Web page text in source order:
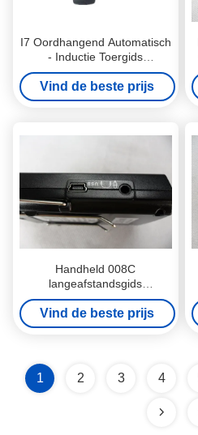
I7 Oordhangend Automatisch
- Inductie Toergids
Luidspreker Systeem Wtih
Lithiumbatterie
Vind de beste prijs
Handheld 008C
langeafstandsgids
luidspreker systeem zender
en ontvanger
Vind de beste prijs
1 2 3 4